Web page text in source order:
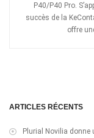
P40/P40 Pro.
succès de la
offre
ARTICLES RÉCENTS
Plurial Novilia donne